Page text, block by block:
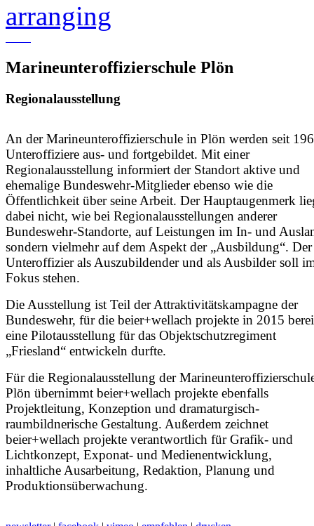
arranging
Marineunteroffizierschule Plön
Regionalausstellung
An der Marineunteroffizierschule in Plön werden seit
Unteroffiziere aus- und fortgebildet. Mit einer
Regionalausstellung informiert der Standort aktive und
ehemalige Bundeswehr-Mitglieder ebenso wie die
Öffentlichkeit über seine Arbeit. Der Hauptaugenmerk
dabei nicht, wie bei Regionalausstellungen anderer
Bundeswehr-Standorte, auf Leistungen im In- und
sondern vielmehr auf dem Aspekt der „Ausbildung“. Der
Unteroffizier als Auszubildender und als Ausbilder soll
Fokus stehen.
Die Ausstellung ist Teil der Attraktivitätskampagne der
Bundeswehr, für die beier+wellach projekte in 2015
eine Pilotausstellung für das Objektschutzregiment
„Friesland“ entwickeln durfte.
Für die Regionalausstellung der
Plön übernimmt beier+wellach projekte ebenfalls
Projektleitung, Konzeption und dramaturgisch-
raumbildnerische Gestaltung. Außerdem zeichnet
beier+wellach projekte verantwortlich für Grafik- und
Lichtkonzept, Exponat- und Medienentwicklung,
inhaltliche Ausarbeitung, Redaktion, Planung und
Produktionsüberwachung.